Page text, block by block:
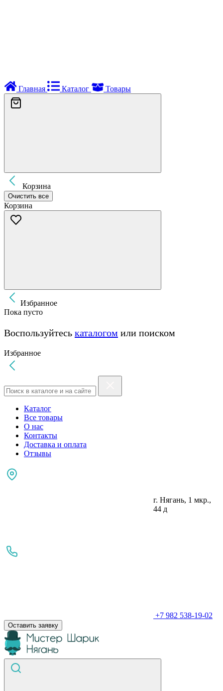
Главная Каталог Товары
Корзина
Очистить все
Корзина
Избранное
Пока пусто
Воспользуйтесь каталогом или поиском
Избранное
Каталог
Все товары
О нас
Контакты
Доставка и оплата
Отзывы
г. Нягань, 1 мкр.,
44 д
+7 982 538-19-02
Оставить заявку